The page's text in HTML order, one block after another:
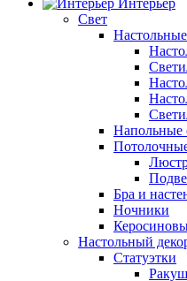
Интерьер
Свет
Напольные
Бра и
Ночники
Настольный
Статуэтки